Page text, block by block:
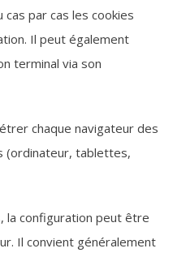
par cas les cookies
Il peut également
terminal via son
chaque navigateur des
(ordinateur, tablettes,
la configuration peut être
Il convient généralement